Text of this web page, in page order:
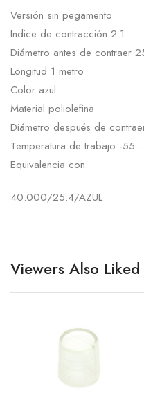
Versión sin pegamento
Indice de contracción 2:1
Diámetro antes de contraer
Longitud 1 metro
Color azul
Material poliolefina
Diámetro después de
Temperatura de trabajo -
Equivalencia con:
40.000/25.4/AZUL
Viewers Also Liked